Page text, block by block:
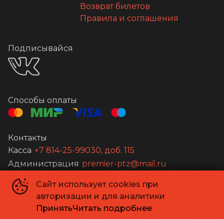
Сайт использует cookies при
авторизации и для аналитики
ПринятьЧитать подробнее
Возврат билетов
Правила и соглашения
Подписывайся
Способы оплаты
Контакты
Касса +7 814-25-99030, доб. 115
Администрация premier-ptz@mail.ru
© 2026
Powered byp24.app